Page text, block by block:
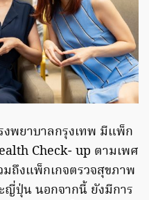
งพยาบาลกรุงเทพ มีแพ็ก
Check- up ตามเพศ
ถึงแพ็กเกจตรวจสุขภาพ
ญี่ปุ่น นอกจากนี้ ยังมีการ